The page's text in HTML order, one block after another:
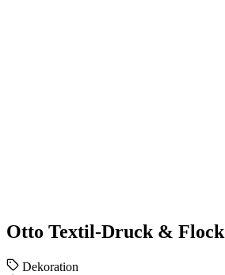
Otto Textil-Druck & Flock
Dekoration